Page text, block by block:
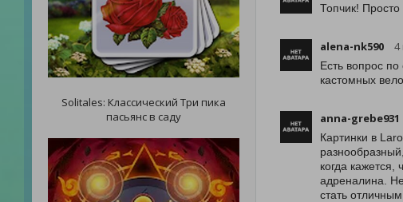
Solitales: Классический Три пика
пасьянс в саду
Топчик!
alena-nk590 4
Есть вопрос
кастомных
anna-grebe931
Картинки в
когда
адреналина.
стать